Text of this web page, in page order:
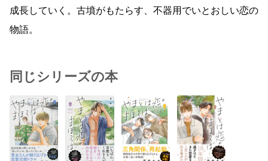
成長していく。古墳がもたらす、不器用でいとおしい恋の
物語。
同じシリーズの本